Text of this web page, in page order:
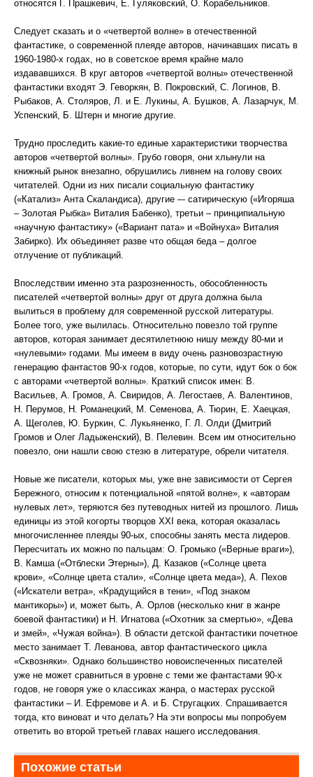
относятся Г. Прашкевич, Е. Гуляковский, О. Корабельников.
Следует сказать и о «четвертой волне» в отечественной
фантастике, о современной плеяде авторов, начинавших писать в
1960-1980-х годах, но в советское время крайне мало
издававшихся. В круг авторов «четвертой волны» отечественной
фантастики входят Э. Геворкян, В. Покровский, С. Логинов, В.
Рыбаков, А. Столяров, Л. и Е. Лукины, А. Бушков, А. Лазарчук, М.
Успенский, Б. Штерн и многие другие.
Трудно проследить какие-то единые характеристики творчества
авторов «четвертой волны». Грубо говоря, они хлынули на
книжный рынок внезапно, обрушились ливнем на голову своих
читателей. Одни из них писали социальную фантастику
(«Катализ» Анта Скаландиса), другие –- сатирическую («Игоряша
– Золотая Рыбка» Виталия Бабенко), третьи – принципиальную
«научную фантастику» («Вариант пата» и «Войнуха» Виталия
Забирко). Их объединяет разве что общая беда – долгое
отлучение от публикаций.
Впоследствии именно эта разрозненность, обособленность
писателей «четвертой волны» друг от друга должна была
вылиться в проблему для современной русской литературы.
Более того, уже вылилась. Относительно повезло той группе
авторов, которая занимает десятилетнюю нишу между 80-ми и
«нулевыми» годами. Мы имеем в виду очень разновозрастную
генерацию фантастов 90-х годов, которые, по сути, идут бок о бок
с авторами «четвертой волны». Краткий список имен: В.
Васильев, А. Громов, А. Свиридов, А. Легостаев, А. Валентинов,
Н. Перумов, Н. Романецкий, М. Семенова, А. Тюрин, Е. Хаецкая,
А. Щеголев, Ю. Буркин, С. Лукьяненко, Г. Л. Олди (Дмитрий
Громов и Олег Ладыженский), В. Пелевин. Всем им относительно
повезло, они нашли свою стезю в литературе, обрели читателя.
Новые же писатели, которых мы, уже вне зависимости от Сергея
Бережного, относим к потенциальной «пятой волне», к «авторам
нулевых лет», теряются без путеводных нитей из прошлого. Лишь
единицы из этой когорты творцов XXI века, которая оказалась
многочисленнее плеяды 90-ых, способны занять места лидеров.
Пересчитать их можно по пальцам: О. Громыко («Верные враги»),
В. Камша («Отблески Этерны»), Д. Казаков («Солнце цвета
крови», «Солнце цвета стали», «Солнце цвета меда»), А. Пехов
(«Искатели ветра», «Крадущийся в тени», «Под знаком
мантикоры») и, может быть, А. Орлов (несколько книг в жанре
боевой фантастики) и Н. Игнатова («Охотник за смертью», «Дева
и змей», «Чужая война»). В области детской фантастики почетное
место занимает Т. Леванова, автор фантастического цикла
«Сквозняки». Однако большинство новоиспеченных писателей
уже не может сравниться в уровне с теми же фантастами 90-х
годов, не говоря уже о классиках жанра, о мастерах русской
фантастики – И. Ефремове и А. и Б. Стругацких. Спрашивается
тогда, кто виноват и что делать? На эти вопросы мы попробуем
ответить во второй третьей главах нашего исследования.
Похожие статьи